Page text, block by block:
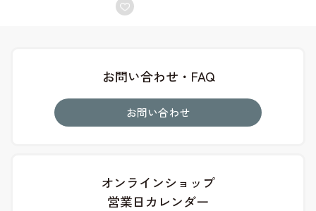
お問い合わせ・FAQ
お問い合わせ
オンラインショップ
営業日カレンダー